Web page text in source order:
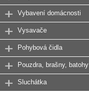
Vybavení domácnosti
Vysavače
Pohybová čidla
Pouzdra, brašny, batohy
Sluchátka